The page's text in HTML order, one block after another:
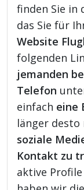
finden Sie in
das Sie für
Website
folgenden
jemanden
Telefon
einfach eine
länger desto
soziale
Kontakt zu
aktive